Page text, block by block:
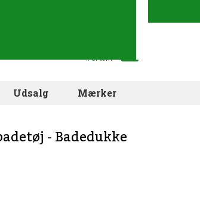
.. er tom
Udsalg Mærker
- Badedukke